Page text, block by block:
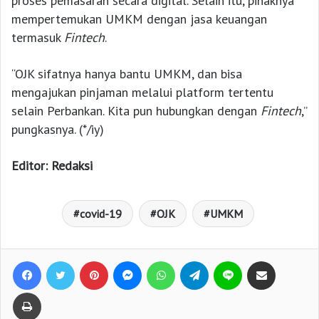
mempertemukan UMKM dengan jasa keuangan
termasuk Fintech.
“OJK sifatnya hanya bantu UMKM, dan bisa
mengajukan pinjaman melalui platform tertentu
selain Perbankan. Kita pun hubungkan dengan Fintech,”
pungkasnya. (*/iy)
Editor: Redaksi
covid-19 OJK UMKM